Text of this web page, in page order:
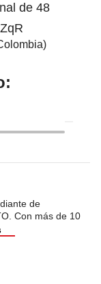
de 48
de
Con más de 10